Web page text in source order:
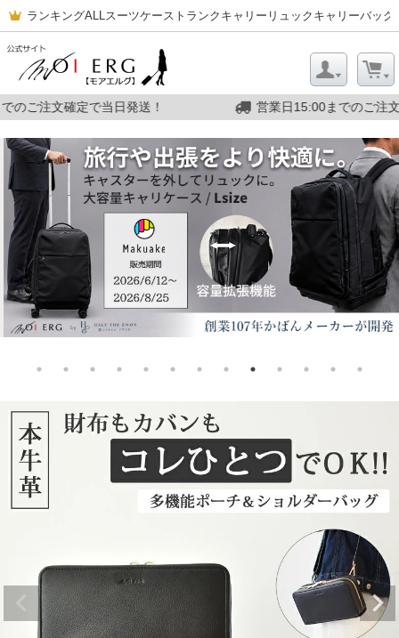
ランキングALLスーツケース トランクキャリー リュックキャリーバッグ
までのご注文確定で当日発送！ 営業日15:00までの